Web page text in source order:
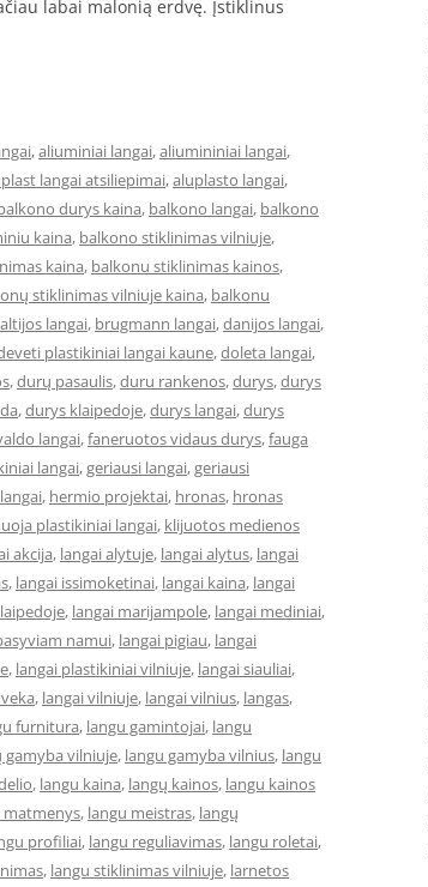
labai malonią erdvę. Įstiklinus
,aliuminiai langai,aliumininiai langai,
langai atsiliepimai,aluplasto langai,
durys kaina, balkono langai, balkono
kaina, balkono stiklinimas vilniuje,
kaina, balkonu stiklinimas kainos,
stiklinimas vilniuje kaina, balkonu
langai, brugmann langai,danijos langai,
plastikiniai langai kaune,doleta langai,
,durų pasaulis,duru rankenos,durys,durys
,durys klaipedoje,durys langai,durys
langai,faneruotos vidaus durys,fauga
langai,geriausi langai,geriausi
, hermio projektai, hronas, hronas
plastikiniai langai, klijuotos medienos
akcija, langai alytuje, langai alytus, langai
, langai issimoketinai, langai kaina, langai
, langai marijampole, langai mediniai,
namui, langai pigiau, langai
, langai plastikiniai vilniuje, langai siauliai,
, langai vilniuje, langai vilnius, langas,
furnitura, langu gamintojai, langu
gamyba vilniuje, langu gamyba vilnius, langu
, langu kaina, langų kainos, langu kainos
matmenys, langu meistras, langų
profiliai, langu reguliavimas, langu roletai,
, langu stiklinimas vilniuje, larnetos